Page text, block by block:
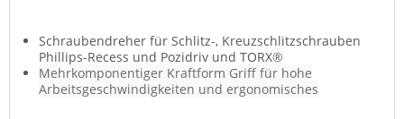
Schraubendreher für Schlitz-, Kreuzschlitzschrauben
Phillips-Recess und Pozidriv und TORX®
Mehrkomponentiger Kraftform Griff für hohe
Arbeitsgeschwindigkeiten und ergonomisches